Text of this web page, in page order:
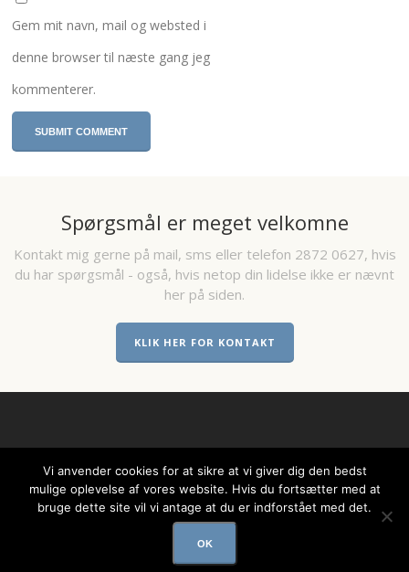
Gem mit navn, mail og websted i
denne browser til næste gang jeg
kommenterer.
Spørgsmål er meget velkomne
Kontakt mig gerne på mail, sms eller telefon 2872 0627, hvis
du har spørgsmål - også, hvis netop din lidelse ikke er nævnt
her på siden.
KLIK HER FOR KONTAKT
© COPYRIGHT STRANDHUSE AKUPUNKTUR
Vi anvender cookies for at sikre at vi giver dig den bedst
mulige oplevelse af vores website. Hvis du fortsætter med at
bruge dette site vil vi antage at du er indforstået med det.
OK